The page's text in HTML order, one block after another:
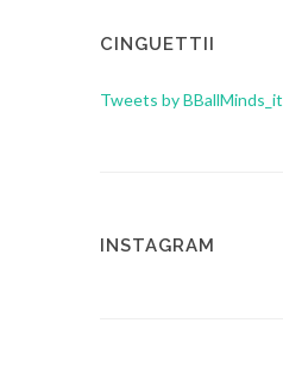
CINGUETTII
Tweets by BBallMinds_it
INSTAGRAM